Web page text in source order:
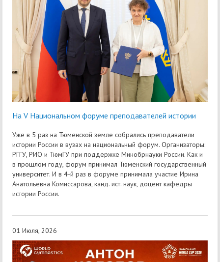
На V Национальном форуме преподавателей истории
Уже в 5 раз на Тюменской земле собрались преподаватели
истории России в вузах на национальный форум. Организаторы:
РГГУ, РИО и ТюмГУ при поддержке Минобрнауки России. Как и
в прошлом году, форум принимал Тюменский государственный
университет. И в 4-й раз в форуме принимала участие Ирина
Анатольевна Комиссарова, канд. ист. наук, доцент кафедры
истории России.
01 Июля, 2026